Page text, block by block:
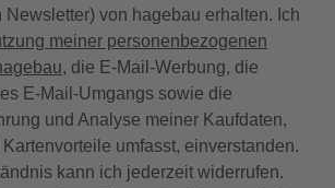
Newsletter) von hagebau erhalten. Ich
meiner personenbezogenen
, die E-Mail-Werbung, die
E-Mail-Umgangs sowie die
und Analyse meiner Kaufdaten,
umfasst, einverstanden.
kann ich jederzeit widerrufen.